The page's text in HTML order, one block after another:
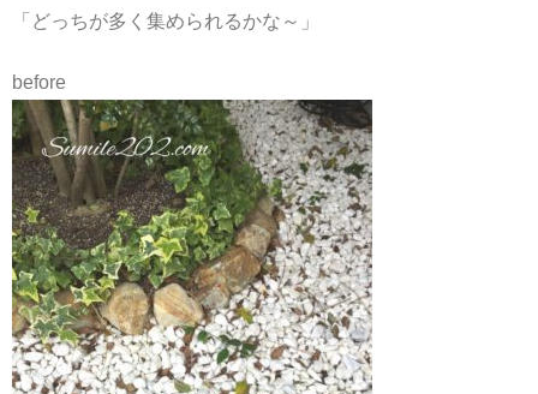
「どっちが多く集められるかな～」
before